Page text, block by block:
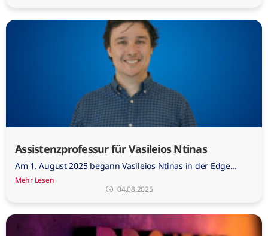
Assistenzprofessur für Vasileios Ntinas
Am 1. August 2025 begann Vasileios Ntinas in der Edge...
Mehr Lesen
04.08.2025